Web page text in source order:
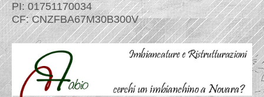
PI: 01751170034
CF: CNZFBA67M30B300V